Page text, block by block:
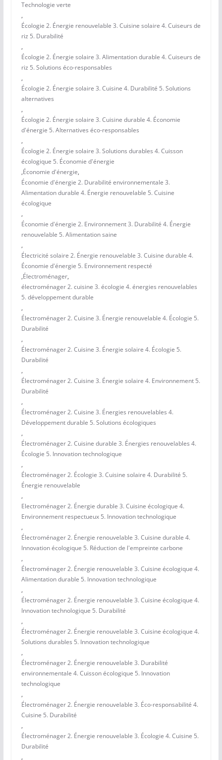
Technologie verte
,
Écologie 2. Énergie renouvelable 3. Cuisine solaire 4. Cuiseurs de
riz 5. Durabilité
,
Écologie 2. Énergie solaire 3. Alimentation durable 4. Cuiseurs de
riz 5. Solutions éco-responsables
,
Écologie 2. Énergie solaire 3. Cuisine 4. Durabilité 5. Solutions
alternatives
,
Écologie 2. Énergie solaire 3. Cuisine durable 4. Économie
d'énergie 5. Alternatives éco-responsables
,
Écologie 2. Énergie solaire 3. Solutions durables 4. Cuisson
écologique 5. Économie d'énergie
,Économie d'énergie,
Économie d'énergie 2. Durabilité environnementale 3.
Alimentation durable 4. Énergie renouvelable 5. Cuisine
écologique
,
Économie d'énergie 2. Environnement 3. Durabilité 4. Énergie
renouvelable 5. Alimentation saine
,
Électricité solaire 2. Énergie renouvelable 3. Cuisine durable 4.
Économie d'énergie 5. Environnement respecté
,Électroménager,
électroménager 2. cuisine 3. écologie 4. énergies renouvelables
5. développement durable
,
Électroménager 2. Cuisine 3. Énergie renouvelable 4. Écologie 5.
Durabilité
,
Électroménager 2. Cuisine 3. Énergie solaire 4. Écologie 5.
Durabilité
,
Électroménager 2. Cuisine 3. Énergie solaire 4. Environnement 5.
Durabilité
,
Électroménager 2. Cuisine 3. Énergies renouvelables 4.
Développement durable 5. Solutions écologiques
,
Électroménager 2. Cuisine durable 3. Énergies renouvelables 4.
Écologie 5. Innovation technologique
,
Électroménager 2. Écologie 3. Cuisine solaire 4. Durabilité 5.
Énergie renouvelable
,
Electroménager 2. Énergie durable 3. Cuisine écologique 4.
Environnement respectueux 5. Innovation technologique
,
Électroménager 2. Énergie renouvelable 3. Cuisine durable 4.
Innovation écologique 5. Réduction de l'empreinte carbone
,
Électroménager 2. Énergie renouvelable 3. Cuisine écologique 4.
Alimentation durable 5. Innovation technologique
,
Électroménager 2. Énergie renouvelable 3. Cuisine écologique 4.
Innovation technologique 5. Durabilité
,
Électroménager 2. Énergie renouvelable 3. Cuisine écologique 4.
Solutions durables 5. Innovation technologique
,
Électroménager 2. Énergie renouvelable 3. Durabilité
environnementale 4. Cuisson écologique 5. Innovation
technologique
,
Électroménager 2. Énergie renouvelable 3. Éco-responsabilité 4.
Cuisine 5. Durabilité
,
Électroménager 2. Énergie renouvelable 3. Écologie 4. Cuisine 5.
Durabilité
,